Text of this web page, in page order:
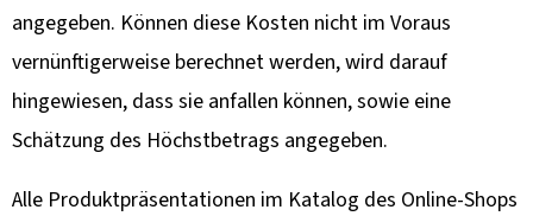
angegeben. Können diese Kosten nicht im Voraus
vernünftigerweise berechnet werden, wird darauf
hingewiesen, dass sie anfallen können, sowie eine
Schätzung des Höchstbetrags angegeben.
Alle Produktpräsentationen im Katalog des Online-Shops